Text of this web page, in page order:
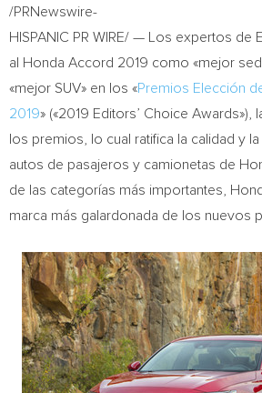
/PRNewswire-
HISPANIC PR WIRE/ — Los expertos de
al Honda Accord 2019 como «mejor
«mejor SUV» en los «Premios Elección
2019» («2019 Editors’ Choice Awards»),
los premios, lo cual ratifica la calidad y
autos de pasajeros y camionetas de
de las categorías más importantes,
marca más galardonada de los nuevos